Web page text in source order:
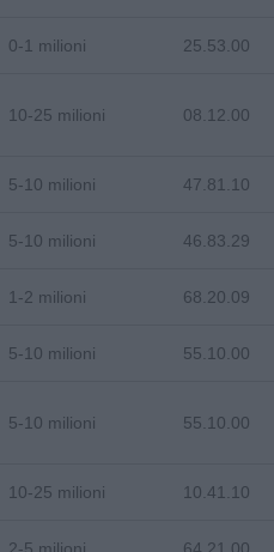
0-1 milioni 25.53.00
10-25 milioni 08.12.00
5-10 milioni 47.81.10
5-10 milioni 46.83.29
1-2 milioni 68.20.09
5-10 milioni 55.10.00
5-10 milioni 55.10.00
10-25 milioni 10.41.10